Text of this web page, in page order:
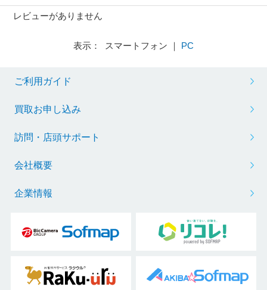
レビューがありません
表示： スマートフォン ｜ PC
ご利用ガイド
買取お申し込み
訪問・店頭サポート
会社概要
企業情報